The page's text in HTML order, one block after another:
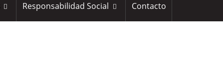
Responsabilidad Social Contacto